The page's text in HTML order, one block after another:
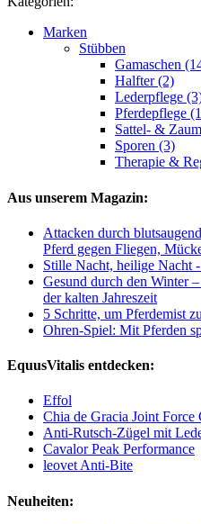
Marken
Stübben
Gamaschen
Halfter (2)
Lederpflege
Pferdepflege
Sattel- &
Sporen (3)
Therapie &
Aus unserem Magazin:
Attacken durch
Pferd gegen Fliegen,
Stille Nacht, heilige Nacht
Gesund durch den Winter
der kalten Jahreszeit
5 Schritte, um Pferdemist
Ohren-Spiel: Mit Pferden
EquusVitalis entdecken:
Effol
Chia de Gracia Joint
Anti-Rutsch-Zügel mit
Cavalor Peak Performance
leovet Anti-Bite
Neuheiten: